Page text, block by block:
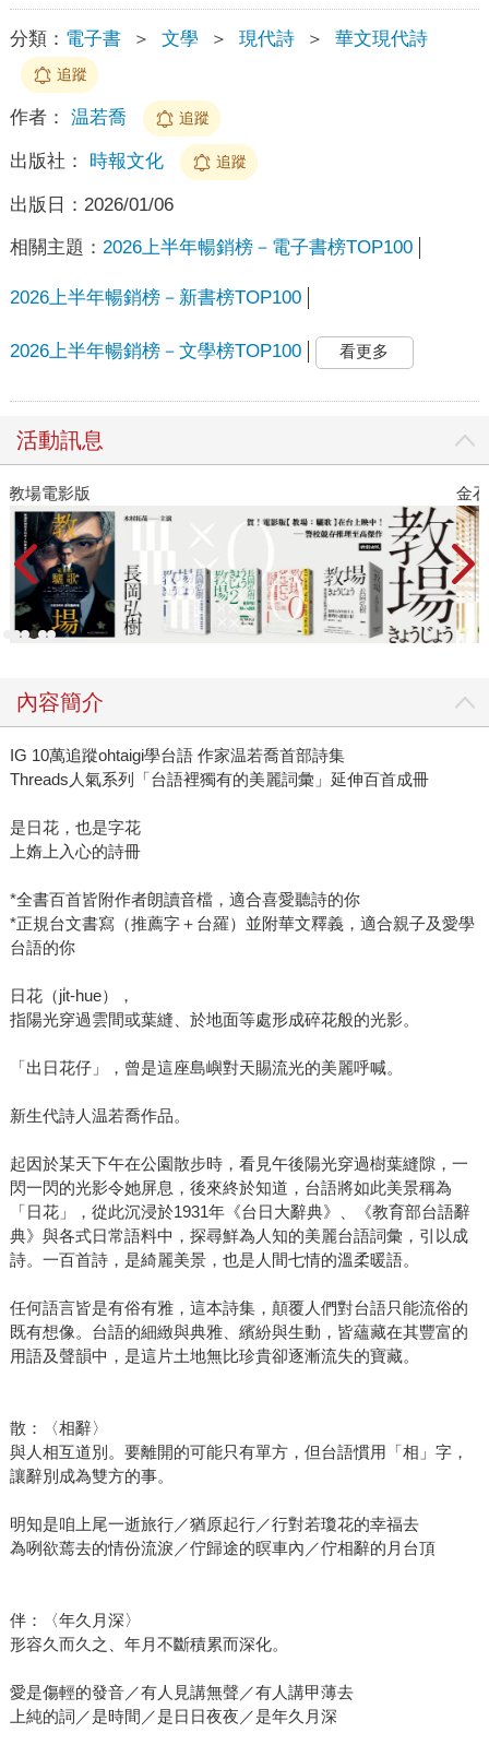
分類： 電子書 ＞ 文學 ＞ 現代詩 ＞ 華文現代詩
追蹤
作者： 温若喬 追蹤
出版社： 時報文化 追蹤
出版日： 2026/01/06
相關主題： 2026上半年暢銷榜－電子書榜TOP100
2026上半年暢銷榜－新書榜TOP100
2026上半年暢銷榜－文學榜TOP100 看更多
活動訊息
金石堂2026海外優惠：電子書 時
內容簡介
IG 10萬追蹤ohtaigi學台語 作家温若喬首部詩集
Threads人氣系列「台語裡獨有的美麗詞彙」延伸百首成冊
是日花，也是字花
上媠上入心的詩冊
*全書百首皆附作者朗讀音檔，適合喜愛聽詩的你
*正規台文書寫（推薦字＋台羅）並附華文釋義，適合親子及愛學
台語的你
日花（ji̍t-hue），
指陽光穿過雲間或葉縫、於地面等處形成碎花般的光影。
「出日花仔」，曾是這座島嶼對天賜流光的美麗呼喊。
新生代詩人温若喬作品。
起因於某天下午在公園散步時，看見午後陽光穿過樹葉縫隙，一
閃一閃的光影令她屏息，後來終於知道，台語將如此美景稱為
「日花」，從此沉浸於1931年《台日大辭典》、《教育部台語辭
典》與各式日常語料中，探尋鮮為人知的美麗台語詞彙，引以成
詩。一百首詩，是綺麗美景，也是人間七情的溫柔暖語。
任何語言皆是有俗有雅，這本詩集，顛覆人們對台語只能流俗的
既有想像。台語的細緻與典雅、繽紛與生動，皆蘊藏在其豐富的
用語及聲韻中，是這片土地無比珍貴卻逐漸流失的寶藏。
散：〈相辭〉
與人相互道別。要離開的可能只有單方，但台語慣用「相」字，
讓辭別成為雙方的事。
明知是咱上尾一逝旅行／猶原起行／行對若瓊花的幸福去
為咧欲蔫去的情份流淚／佇歸途的暝車內／佇相辭的月台頂
伴：〈年久月深〉
形容久而久之、年月不斷積累而深化。
愛是傷輕的發音／有人見講無聲／有人講甲薄去
上純的詞／是時間／是日日夜夜／是年久月深